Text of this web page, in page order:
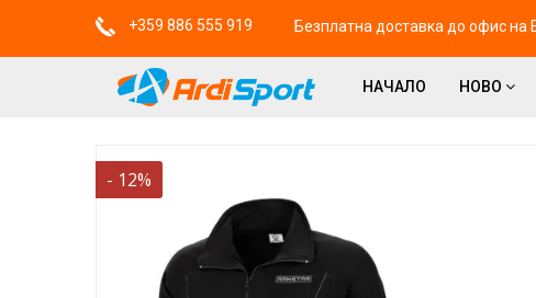
+359 886 555 919 Безплатна доставка до офис на
НАЧАЛО НОВО
- 12%